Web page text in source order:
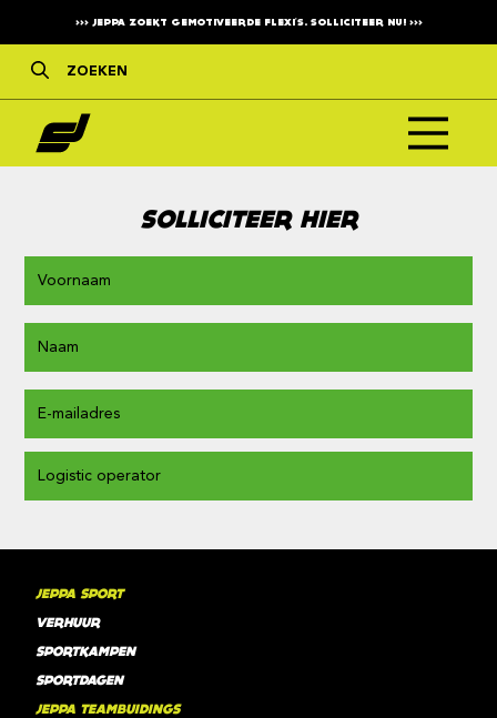
>>> JEPPA ZOEKT GEMOTIVEERDE FLEXI'S. SOLLICITEER NU!>>>
SOLLICITEER HIER
JEPPA SPORT
VERHUUR
SPORTKAMPEN
SPORTDAGEN
JEPPA TEAMBUIDINGS